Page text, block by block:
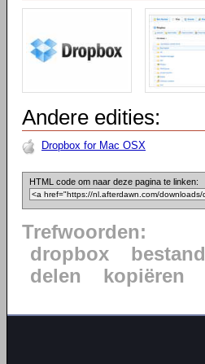
Andere edities:
Dropbox for Mac OSX
HTML code om naar deze pagina te linken:
Trefwoorden:
dropbox
bestand
delen
kopiëren